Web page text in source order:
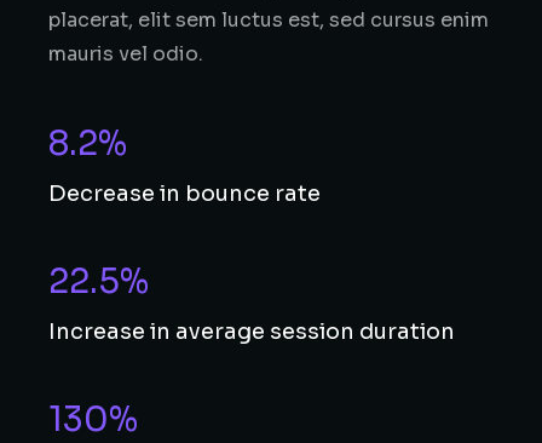
placerat, elit sem luctus est, sed cursus enim
mauris vel odio.
8.2%
Decrease in bounce rate
22.5%
Increase in average session duration
130%